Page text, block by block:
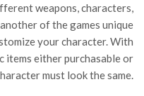
weapons, characters,
of the games unique
your character. With
items either purchasable or
must look the same.